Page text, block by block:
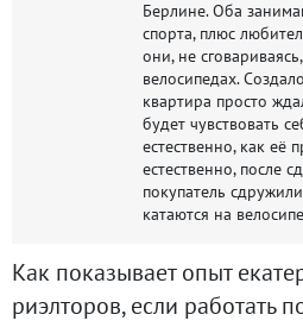
Берлине. Оба
спорта, плюс
они, не
велосипедах.
квартира просто
будет чувствовать
естественно, как её
естественно, после
покупатель
катаются на
Как показывает опыт
риэлторов, если работать